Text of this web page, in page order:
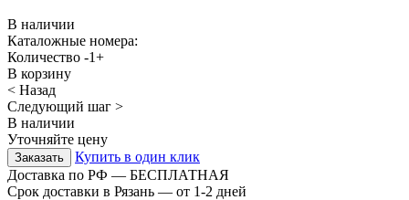
В наличии
Каталожные номера:
Количество -1+
В корзину
< Назад
Следующий шаг >
В наличии
Уточняйте цену
Купить в один клик
Доставка по РФ — БЕСПЛАТНАЯ
Срок доставки в Рязань — от 1-2 дней